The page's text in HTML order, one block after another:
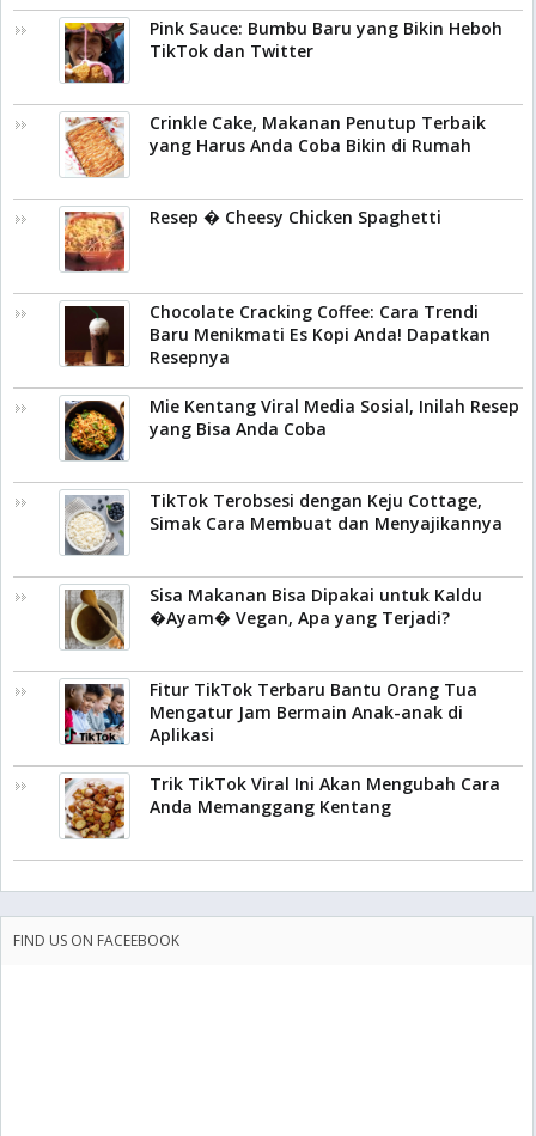
Pink Sauce: Bumbu Baru yang Bikin Heboh
TikTok dan Twitter
Crinkle Cake, Makanan Penutup Terbaik
yang Harus Anda Coba Bikin di Rumah
Resep � Cheesy Chicken Spaghetti
Chocolate Cracking Coffee: Cara Trendi
Baru Menikmati Es Kopi Anda! Dapatkan
Resepnya
Mie Kentang Viral Media Sosial, Inilah Resep
yang Bisa Anda Coba
TikTok Terobsesi dengan Keju Cottage,
Simak Cara Membuat dan Menyajikannya
Sisa Makanan Bisa Dipakai untuk Kaldu
�Ayam� Vegan, Apa yang Terjadi?
Fitur TikTok Terbaru Bantu Orang Tua
Mengatur Jam Bermain Anak-anak di
Aplikasi
Trik TikTok Viral Ini Akan Mengubah Cara
Anda Memanggang Kentang
FIND US ON FACEEBOOK